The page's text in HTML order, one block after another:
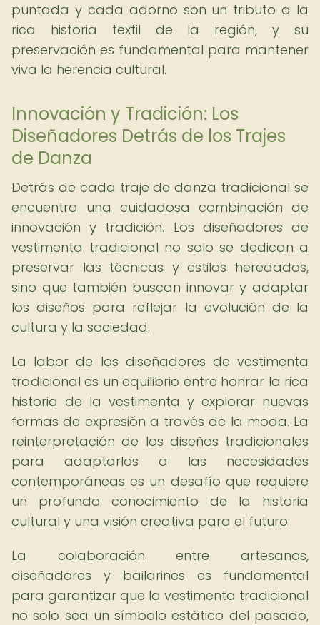
puntada y cada adorno son un tributo a la
rica historia textil de la región, y su
preservación es fundamental para mantener
viva la herencia cultural.
Innovación y Tradición: Los
Diseñadores Detrás de los Trajes
de Danza
Detrás de cada traje de danza tradicional se
encuentra una cuidadosa combinación de
innovación y tradición. Los diseñadores de
vestimenta tradicional no solo se dedican a
preservar las técnicas y estilos heredados,
sino que también buscan innovar y adaptar
los diseños para reflejar la evolución de la
cultura y la sociedad.
La labor de los diseñadores de vestimenta
tradicional es un equilibrio entre honrar la rica
historia de la vestimenta y explorar nuevas
formas de expresión a través de la moda. La
reinterpretación de los diseños tradicionales
para adaptarlos a las necesidades
contemporáneas es un desafío que requiere
un profundo conocimiento de la historia
cultural y una visión creativa para el futuro.
La colaboración entre artesanos,
diseñadores y bailarines es fundamental
para garantizar que la vestimenta tradicional
no solo sea un símbolo estático del pasado,